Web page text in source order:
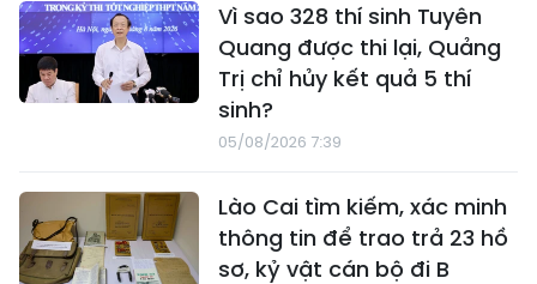
Vì sao 328 thí sinh Tuyên
Quang được thi lại, Quảng
Trị chỉ hủy kết quả 5 thí
sinh?
05/08/2026 7:39
Lào Cai tìm kiếm, xác minh
thông tin để trao trả 23 hồ
sơ, kỷ vật cán bộ đi B